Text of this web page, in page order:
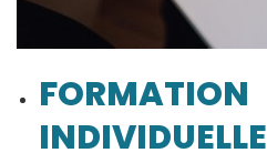
FORMATION
INDIVIDUELLE